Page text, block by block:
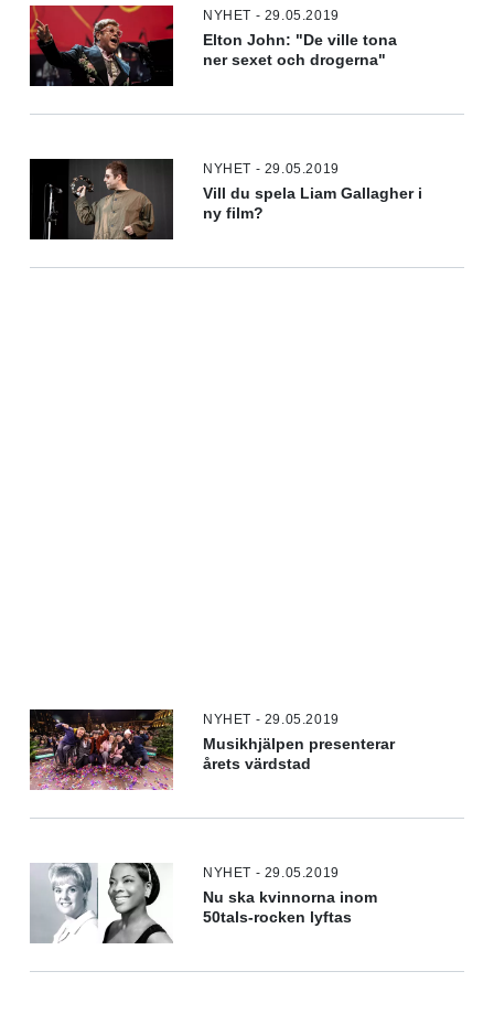
NYHET - 29.05.2019
Elton John: "De ville tona
ner sexet och drogerna"
NYHET - 29.05.2019
Vill du spela Liam Gallagher i
ny film?
NYHET - 29.05.2019
Musikhjälpen presenterar
årets värdstad
NYHET - 29.05.2019
Nu ska kvinnorna inom
50tals-rocken lyftas